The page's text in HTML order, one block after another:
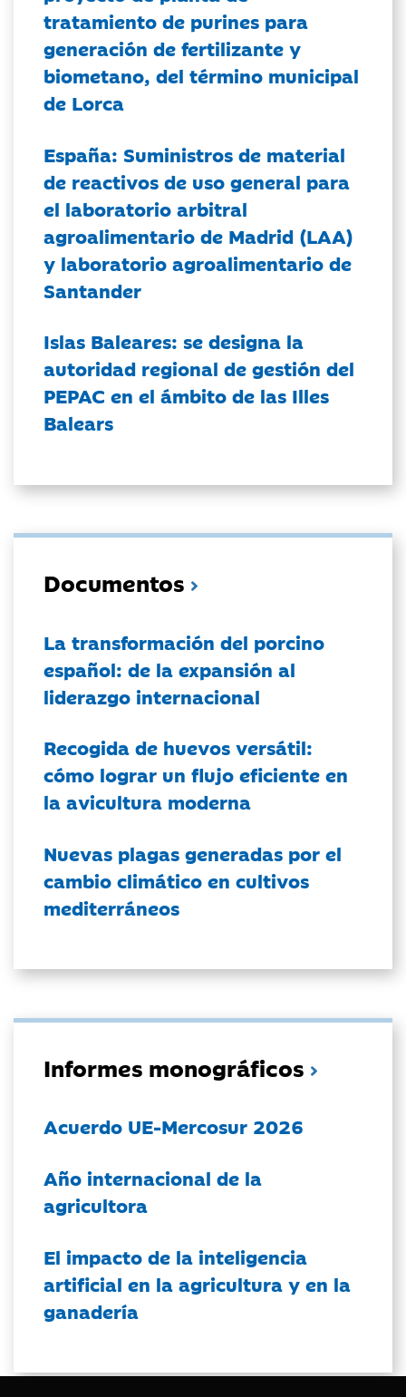
tratamiento de purines para
generación de fertilizante y
biometano, del término municipal
de Lorca
España: Suministros de material
de reactivos de uso general para
el laboratorio arbitral
agroalimentario de Madrid (LAA)
y laboratorio agroalimentario de
Santander
Islas Baleares: se designa la
autoridad regional de gestión del
PEPAC en el ámbito de las Illes
Balears
Documentos
La transformación del porcino
español: de la expansión al
liderazgo internacional
Recogida de huevos versátil:
cómo lograr un flujo eficiente en
la avicultura moderna
Nuevas plagas generadas por el
cambio climático en cultivos
mediterráneos
Informes monográficos
Acuerdo UE-Mercosur 2026
Año internacional de la
agricultora
El impacto de la inteligencia
artificial en la agricultura y en la
ganadería